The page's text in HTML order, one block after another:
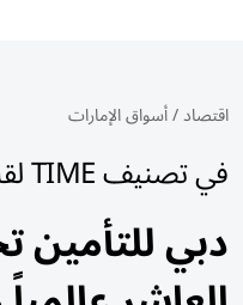
اقتصاد/أسواق الإمارات
في تصنيف TIME لقادة النمو العالمي 2026
دبي للتأمين